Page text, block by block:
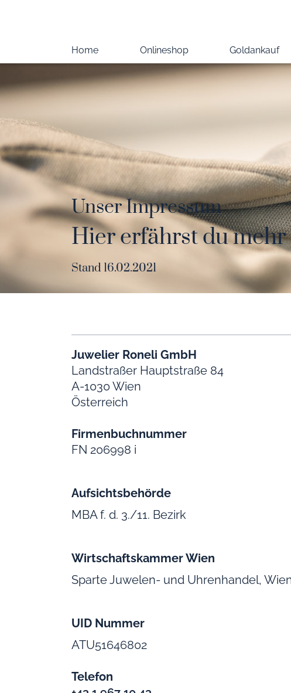
Home Onlineshop Goldankauf
Unser Impressum
Hier erfährst du mehr
Stand 16.02.2021
Juwelier Roneli GmbH
Landstraßer Hauptstraße 84
A-1030 Wien
Österreich
Firmenbuchnummer
FN 206998 i
Aufsichtsbehörde
MBA f. d. 3./11. Bezirk
Wirtschaftskammer Wien
Sparte Juwelen- und Uhrenhandel,
UID Nummer
ATU51646802
Telefon